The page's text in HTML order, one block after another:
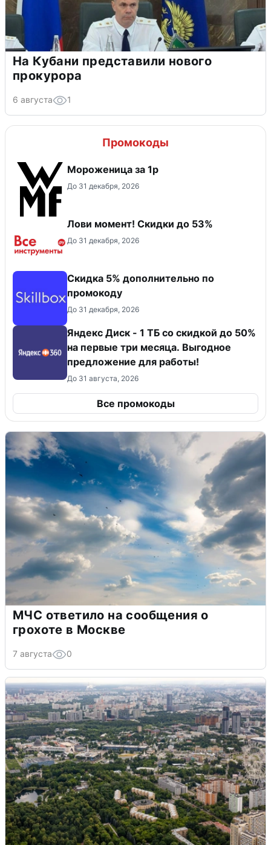
На Кубани представили нового
прокурора
6 августа 1
Промокоды
Мороженица за 1р
До 31 декабря, 2026
Лови момент! Скидки до 53%
До 31 декабря, 2026
Скидка 5% дополнительно по
промокоду
До 31 декабря, 2026
Яндекс Диск - 1 ТБ со скидкой до 50%
на первые три месяца. Выгодное
предложение для работы!
До 31 августа, 2026
Все промокоды
МЧС ответило на сообщения о
грохоте в Москве
7 августа 0